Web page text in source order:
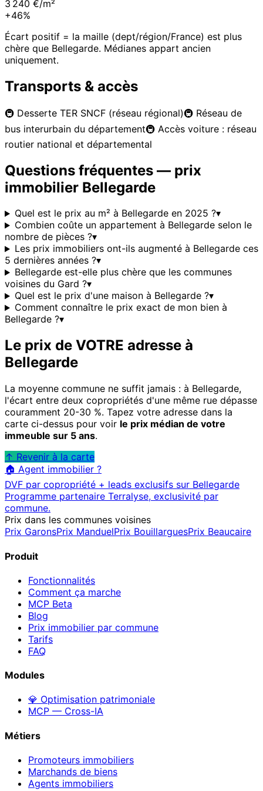
3 240 €/m²
+46%
Écart positif = la maille (dept/région/France) est plus
chère que Bellegarde. Médianes appart ancien
uniquement.
Transports & accès
🚇 Desserte TER SNCF (réseau régional)🚇 Réseau de
bus interurbain du département🚇 Accès voiture : réseau
routier national et départemental
Questions fréquentes — prix
immobilier Bellegarde
Quel est le prix au m² à Bellegarde en 2025 ?▾
Combien coûte un appartement à Bellegarde selon le
nombre de pièces ?▾
Les prix immobiliers ont-ils augmenté à Bellegarde ces
5 dernières années ?▾
Bellegarde est-elle plus chère que les communes
voisines du Gard ?▾
Quel est le prix d'une maison à Bellegarde ?▾
Comment connaître le prix exact de mon bien à
Bellegarde ?▾
Le prix de VOTRE adresse à
Bellegarde
La moyenne commune ne suffit jamais : à Bellegarde,
l'écart entre deux copropriétés d'une même rue dépasse
couramment 20-30 %. Tapez votre adresse dans la
carte ci-dessus pour voir le prix médian de votre
immeuble sur 5 ans.
↑ Revenir à la carte
🏠 Agent immobilier ?
DVF par copropriété + leads exclusifs sur Bellegarde
Programme partenaire Terralyse, exclusivité par
commune.
Prix dans les communes voisines
Prix GaronsPrix ManduelPrix BouillarguesPrix Beaucaire
Produit
Fonctionnalités
Comment ça marche
MCP Beta
Blog
Prix immobilier par commune
Tarifs
FAQ
Modules
💎 Optimisation patrimoniale
MCP — Cross-IA
Métiers
Promoteurs immobiliers
Marchands de biens
Agents immobiliers